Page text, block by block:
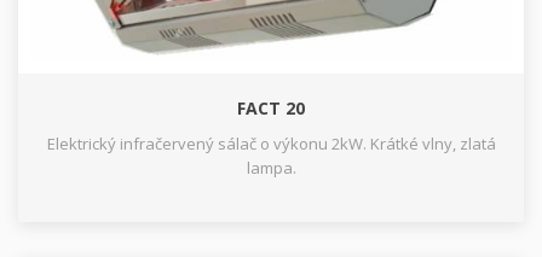
FACT 20
Elektrický infračervený sálač o výkonu 2kW. Krátké vlny, zlatá
lampa.